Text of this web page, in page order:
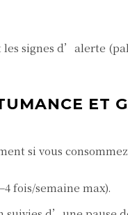
signes d’alerte
ET
si vous
fois/semaine max).